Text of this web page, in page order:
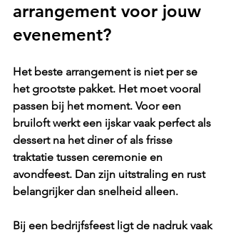
arrangement voor jouw
evenement?
Het beste arrangement is niet per se
het grootste pakket. Het moet vooral
passen bij het moment. Voor een
bruiloft werkt een ijskar vaak perfect als
dessert na het diner of als frisse
traktatie tussen ceremonie en
avondfeest. Dan zijn uitstraling en rust
belangrijker dan snelheid alleen.
Bij een bedrijfsfeest ligt de nadruk vaak